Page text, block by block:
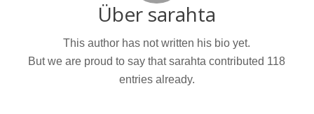
Über sarahta
This author has not written his bio yet.
But we are proud to say thatsarahta contributed 118
entries already.